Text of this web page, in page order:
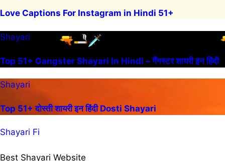
Love Captions For Instagram in Hindi 51+
Shayari
Top 51+ Gangster Shayari In Hindi – गैंगस्टर शायरी इन हिंदी
Shayari
Top 51+ दोस्ती शायरी इन हिंदी Dosti Shayari
Shayari Fi
Best Shayari Website